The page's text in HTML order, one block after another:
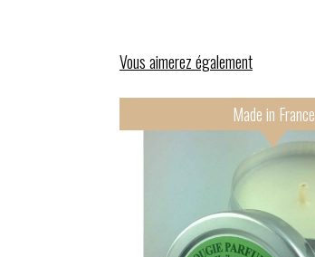
Vous aimerez également
Made in France